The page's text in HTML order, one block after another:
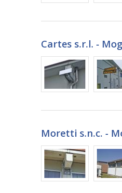
Cartes s.r.l. -
Moretti s.n.c. -